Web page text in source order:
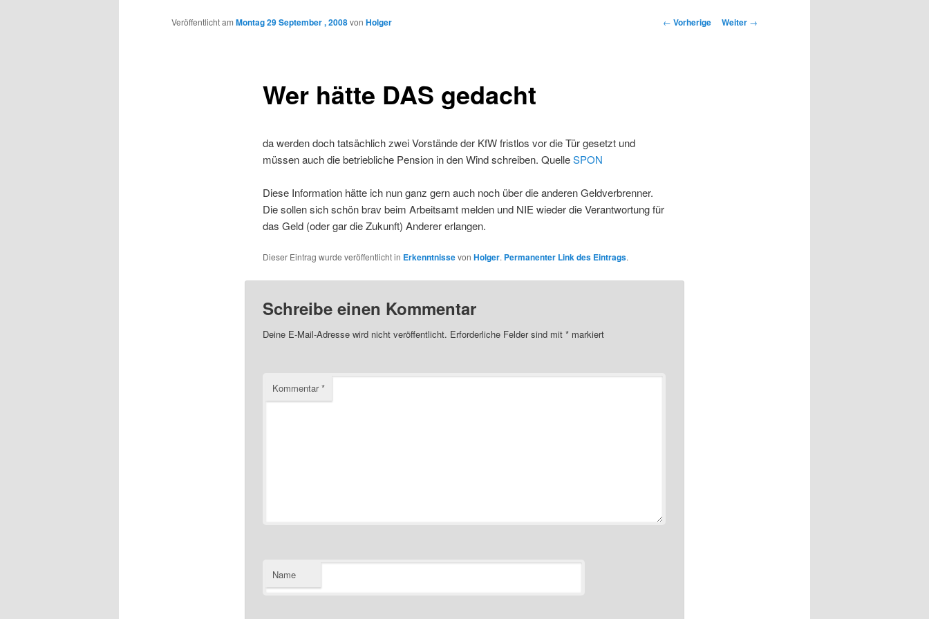
Inhalt
Beitrags-
← Vorherige Weiter →
Wer hätte DAS gedacht
Veröffentlicht am Montag 29 September , 2008von Holger
da werden doch tatsächlich zwei Vorstände der KfW fristlos vor die Tür gesetzt und
müssen auch die betriebliche Pension in den Wind schreiben. QuelleSPON
Diese Information hätte ich nun ganz gern auch noch über die anderen Geldverbrenner.
Die sollen sich schön brav beim Arbeitsamt melden und NIE wieder die Verantwortung für
das Geld (oder gar die Zukunft) Anderer erlangen.
Dieser Eintrag wurde veröffentlicht in Erkenntnissevon Holger. Permanenter Link des Eintrags.
Schreibe einen Kommentar
Deine E-Mail-Adresse wird nicht veröffentlicht. Erforderliche Felder sind mit *markiert
Kommentar*
Name